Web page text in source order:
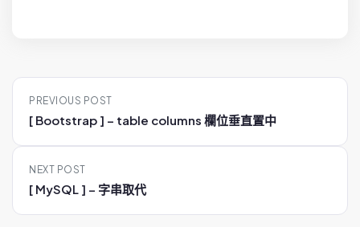
P
t
v
PREVIOUS POST
[ Bootstrap ] – table columns 欄位垂直置中
NEXT POST
[ MySQL ] – 字串取代